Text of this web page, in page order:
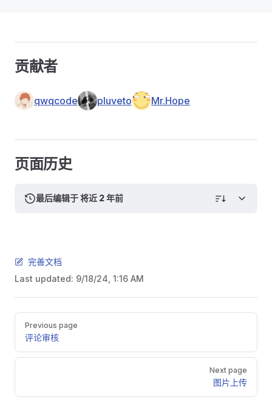
贡献者
qwqcode pluveto Mr.Hope
页面历史
最后编辑于 将近 2 年前
完善文档
Last updated: 9/18/24, 1:16 AM
PagerPrevious page
评论审核
Next page
图片上传